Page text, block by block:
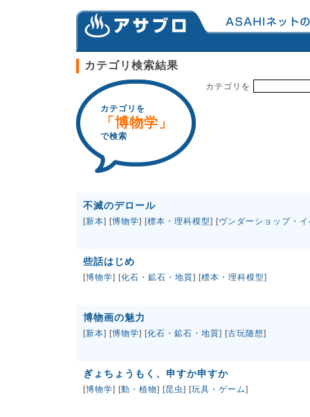
カテゴリ検索結果
カテゴリを
「博物学」
で検索
カテゴリを
不滅のデロール
[新本] [博物学] [標本・理科模型] [ヴンダーショップ・
些話はじめ
[博物学] [化石・鉱石・地質] [標本・理科模型]
博物画の魅力
[新本] [博物学] [化石・鉱石・地質] [古玩随想]
ぎょちょうもく、申すか申すか
[博物学] [動・植物] [昆虫] [玩具・ゲーム]